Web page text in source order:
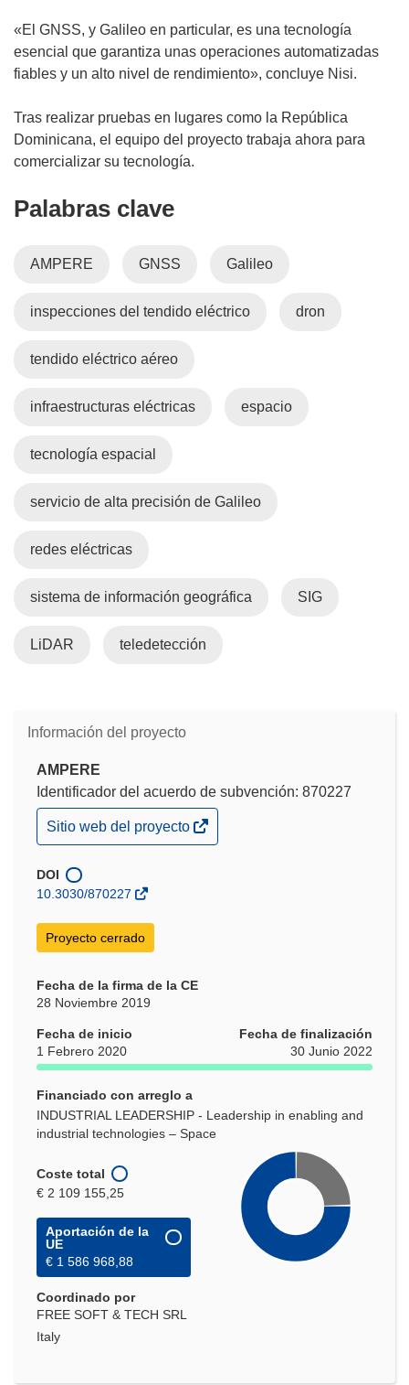
«El GNSS, y Galileo en particular, es una tecnología
esencial que garantiza unas operaciones automatizadas
fiables y un alto nivel de rendimiento», concluye Nisi.
Tras realizar pruebas en lugares como la República
Dominicana, el equipo del proyecto trabaja ahora para
comercializar su tecnología.
Palabras clave
AMPERE GNSS Galileo
inspecciones del tendido eléctrico dron
tendido eléctrico aéreo
infraestructuras eléctricas espacio
tecnología espacial
servicio de alta precisión de Galileo
redes eléctricas
sistema de información geográfica SIG
LiDAR teledetección
Información del proyecto
AMPERE
Identificador del acuerdo de subvención: 870227
(se
abrirá
una
nueva
Sitio web del proyecto
DOI
10.3030/870227
Proyecto cerrado
Fecha de la firma de la CE
28 Noviembre 2019
Fecha de inicio
1 Febrero 2020
Fecha de finalización
30 Junio 2022
Financiado con arreglo a
INDUSTRIAL LEADERSHIP - Leadership in enabling and
industrial technologies – Space
Coste total
€ 2 109 155,25
Aportación de la
UE
€ 1 586 968,88
Coordinado por
FREE SOFT & TECH SRL
Italy